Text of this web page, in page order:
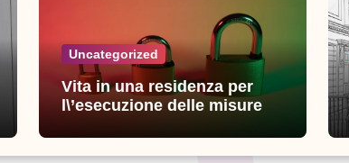
Uncategorized
Vita in una residenza per
l\’esecuzione delle misure di
consigli utili